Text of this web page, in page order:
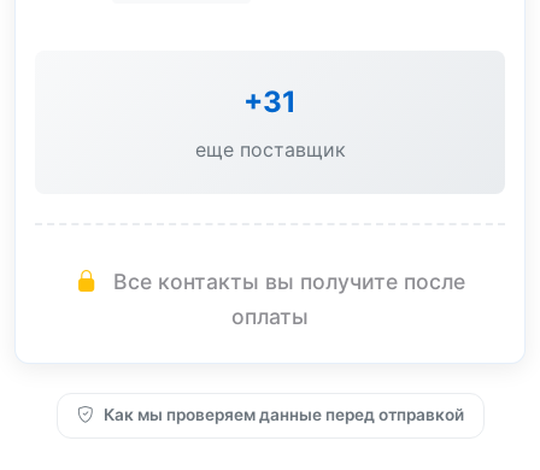
+31
еще поставщик
Все контакты вы получите после
оплаты
Как мы проверяем данные перед отправкой